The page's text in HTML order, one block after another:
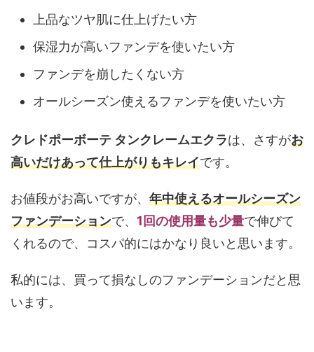
上品なツヤ肌に仕上げたい方
保湿力が高いファンデを使いたい方
ファンデを崩したくない方
オールシーズン使えるファンデを使いたい方
クレドポーボーテ タンクレームエクラは、さすがお
高いだけあって仕上がりもキレイです。
お値段がお高いですが、 年中使えるオールシーズン
ファンデーションで、 1回の使用量も少量で伸びて
くれるので、コスパ的にはかなり良いと思います。
私的には、買って損なしのファンデーションだと思
います。